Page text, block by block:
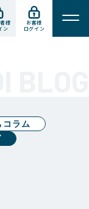
様
ン
お客様
ログイン
コラム